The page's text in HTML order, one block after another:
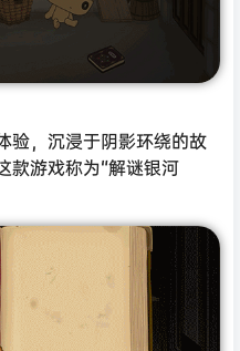
验，沉浸于阴影环绕的故
款游戏称为“解谜银河